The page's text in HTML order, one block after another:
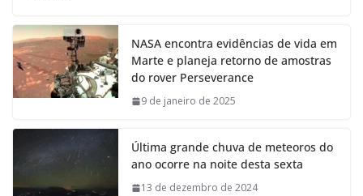
NASA encontra evidências de vida em
Marte e planeja retorno de amostras
do rover Perseverance
9 de janeiro de 2025
Última grande chuva de meteoros do
ano ocorre na noite desta sexta
13 de dezembro de 2024